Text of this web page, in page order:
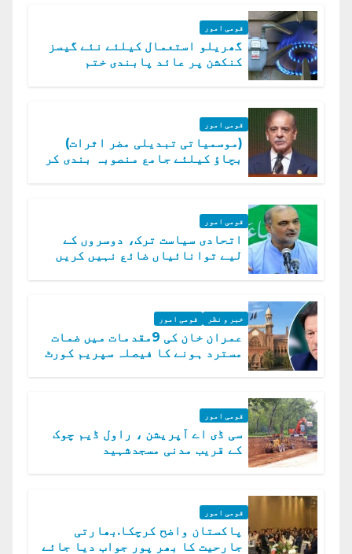
قومی امور
گھریلو استعمال کیلئے نئے گیسز
کنکشن پر عائد پابندی ختم
قومی امور
(موسمیاتی تبدیلی مضر اثرات)
بچاؤ کیلئے جامع منصوبہ بندی کر
قومی امور
اتحادی سیاست ترک، دوسروں کے
لیے توانائیاں ضائع نہیں کریں
خبر و نظر قومی امور
عمران خان کی 9مقدمات میں ضمات
مسترد ہونے کا فیصلہ سپریم کورٹ
قومی امور
سی ڈی اے آپریشن ، راول ڈیم چوک
کے قریب مدنی مسجدشہید
قومی امور
پاکستان واضح کرچکا.بھارتی
جارحیت کا بھر پور جواب دیا جائے